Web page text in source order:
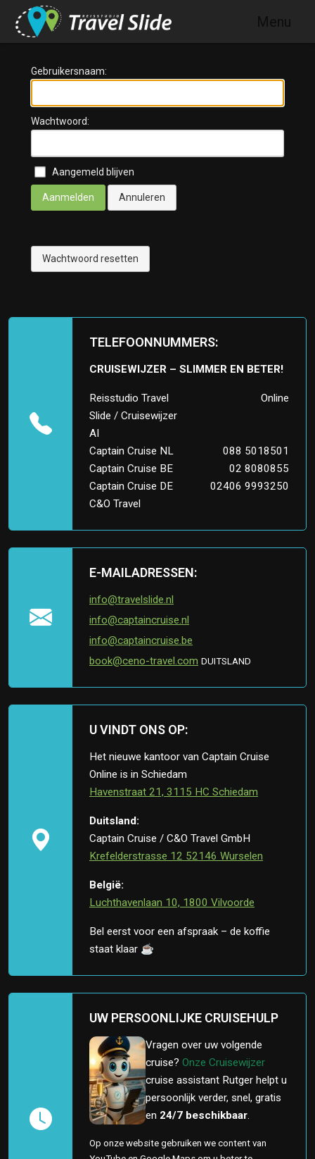
Skip to main content
Menu
Gebruikersnaam:
Wachtwoord:
Aangemeld blijven
Aanmelden Annuleren
Wachtwoord resetten
TELEFOONNUMMERS:
CRUISEWIJZER – SLIMMER EN BETER!
Reisstudio Travel
Slide / Cruisewijzer
AI
Online
Captain Cruise NL
088 5018501
Captain Cruise BE
02 8080855
Captain Cruise DE
C&O Travel
02406 9993250
E-MAILADRESSEN:
info@travelslide.nl
info@captaincruise.nl
info@captaincruise.be
book@ceno-travel.com DUITSLAND
U VINDT ONS OP:
Het nieuwe kantoor van Captain Cruise
Online is in Schiedam
Havenstraat 21, 3115 HC Schiedam
Duitsland:
Captain Cruise / C&O Travel GmbH
Krefelderstrasse 12 52146 Wurselen
België:
Luchthavenlaan 10, 1800 Vilvoorde
Bel eerst voor een afspraak – de koffie
staat klaar ☕
UW PERSOONLIJKE CRUISEHULP
Vragen over uw volgende
cruise? Onze Cruisewijzer
cruise assistant Rutger helpt u
persoonlijk verder, snel, gratis
en 24/7 beschikbaar.
Op onze website gebruiken we content van